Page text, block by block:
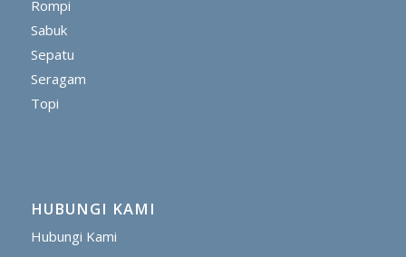
Rompi
Sabuk
Sepatu
Seragam
Topi
HUBUNGI KAMI
Hubungi Kami